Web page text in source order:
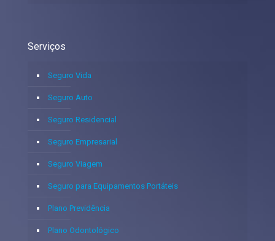
Serviços
Seguro Vida
Seguro Auto
Seguro Residencial
Seguro Empresarial
Seguro Viagem
Seguro para Equipamentos Portáteis
Plano Previdência
Plano Odontológico